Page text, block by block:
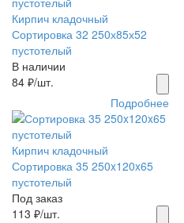
Кирпич кладочный
Сортировка 32 250х85х52
пустотелый
В наличии
84 ₽/шт.
Подробнее
Кирпич кладочный
Сортировка 35 250x120x65
пустотелый
Под заказ
113 ₽/шт.